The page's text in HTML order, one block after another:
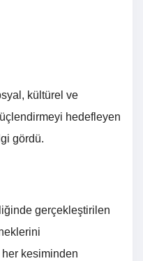
kültürel ve
hedefleyen
gördü.
gerçekleştirilen
kesiminden